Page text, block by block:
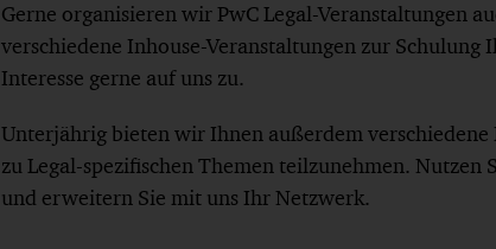
Gerne organisieren wir PwC Legal-Veranstaltungen
verschiedene Inhouse-Veranstaltungen zur
Interesse gerne auf uns zu.
Unterjährig bieten wir Ihnen außerdem
zu Legal-spezifischen Themen teilzunehmen.
und erweitern Sie mit uns Ihr Netzwerk.